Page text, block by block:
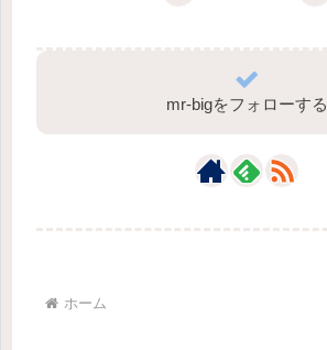
mr-bigをフォローする
ホーム